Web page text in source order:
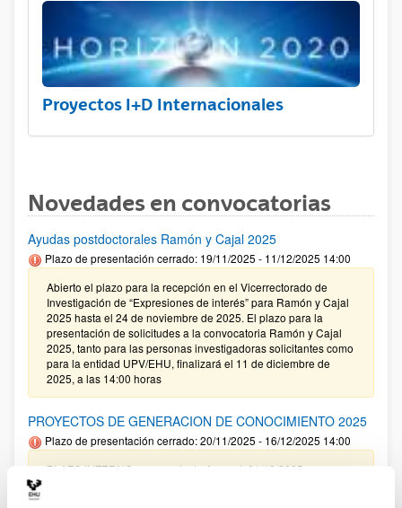
Proyectos I+D Internacionales
Novedades en convocatorias
Ayudas postdoctorales Ramón y Cajal 2025
Plazo de presentación cerrado: 19/11/2025 - 11/12/2025 14:00
Abierto el plazo para la recepción en el Vicerrectorado de
Investigación de “Expresiones de interés” para Ramón y Cajal
2025 hasta el 24 de noviembre de 2025. El plazo para la
presentación de solicitudes a la convocatoria Ramón y Cajal
2025, tanto para las personas investigadoras solicitantes como
para la entidad UPV/EHU, finalizará el 11 de diciembre de
2025, a las 14:00 horas
PROYECTOS DE GENERACION DE CONOCIMIENTO 2025
Plazo de presentación cerrado: 20/11/2025 - 16/12/2025 14:00
PLAZO INTERNO para envío de Anexo I: 01/12/2025